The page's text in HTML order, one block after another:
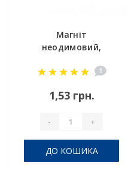
Магніт
неодимовий,
мм
1
1,53 грн.
- +
ДО КОШИКА